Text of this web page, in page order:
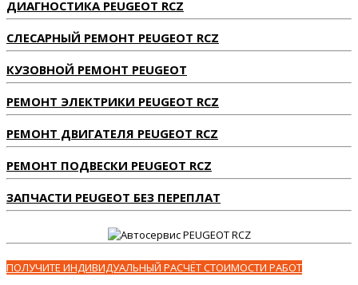
ДИАГНОСТИКА PEUGEOT RCZ
СЛЕСАРНЫЙ РЕМОНТ PEUGEOT RCZ
КУЗОВНОЙ РЕМОНТ PEUGEOT
РЕМОНТ ЭЛЕКТРИКИ PEUGEOT RCZ
РЕМОНТ ДВИГАТЕЛЯ PEUGEOT RCZ
РЕМОНТ ПОДВЕСКИ PEUGEOT RCZ
ЗАПЧАСТИ PEUGEOT БЕЗ ПЕРЕПЛАТ
ПОЛУЧИТЕ ИНДИВИДУАЛЬНЫЙ РАСЧЁТ СТОИМОСТИ РАБОТ